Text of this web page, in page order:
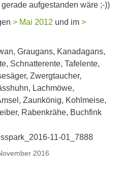
aufgestanden wäre ;-))
> Mai 2012 und im >
Graugans, Kanadagans,
Schnatterente, Tafelente,
Zwergtaucher,
Lachmöwe,
Zaunkönig, Kohlmeise,
Rabenkrähe, Buchfink
2016